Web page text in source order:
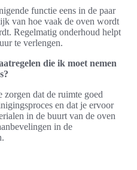
functie eens in de paar
van hoe vaak de oven wordt
Regelmatig onderhoud helpt
te verlengen.
die ik moet nemen
zorgen dat de ruimte goed
en dat je ervoor
in de buurt van de oven
in de